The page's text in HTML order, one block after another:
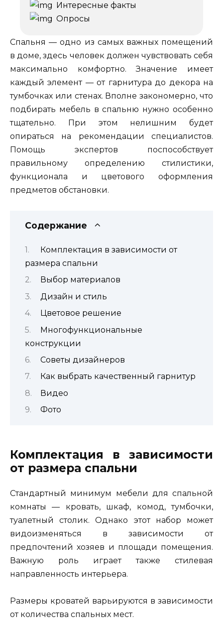
Интересные факты
Опросы
Спальня — одно из самых важных помещений
в доме, здесь человек должен чувствовать себя
максимально комфортно. Значение имеет
каждый элемент — от гарнитура до декора на
тумбочках или стенах. Вполне закономерно, что
подбирать мебель в спальню нужно особенно
тщательно. При этом нелишним будет
опираться на рекомендации специалистов.
Помощь экспертов поспособствует
правильному определению стилистики,
функционала и цветового оформления
предметов обстановки.
Содержание
Комплектация в зависимости от
размера спальни
Выбор материалов
Дизайн и стиль
Цветовое решение
Многофункциональные
конструкции
Советы дизайнеров
Как выбрать качественный гарнитур
Видео
Фото
Комплектация в зависимости
от размера спальни
Стандартный минимум мебели для спальной
комнаты — кровать, шкаф, комод, тумбочки,
туалетный столик. Однако этот набор может
видоизменяться в зависимости от
предпочтений хозяев и площади помещения.
Важную роль играет также стилевая
направленность интерьера.
Размеры кроватей варьируются в зависимости
от количества спальных мест.